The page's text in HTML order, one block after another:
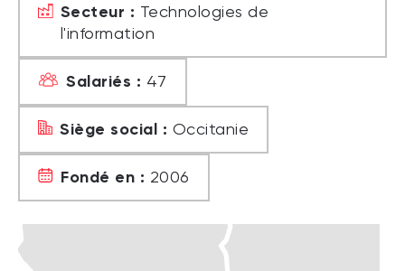
Secteur : Technologies de
l'information
Salariés : 47
Siège social : Occitanie
Fondé en : 2006